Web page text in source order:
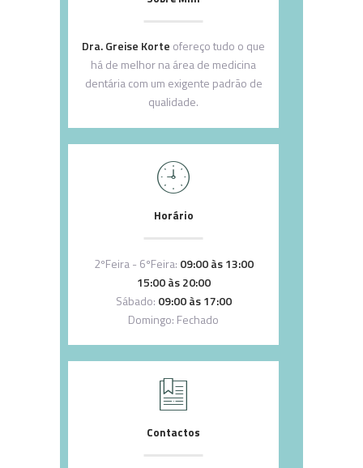
Dra. Greise Korte ofereço tudo o que
há de melhor na área de medicina
dentária com um exigente padrão de
qualidade.
Horário
2ºFeira - 6ºFeira: 09:00 às 13:00
15:00 às 20:00
Sábado: 09:00 às 17:00
Domingo: Fechado
Contactos